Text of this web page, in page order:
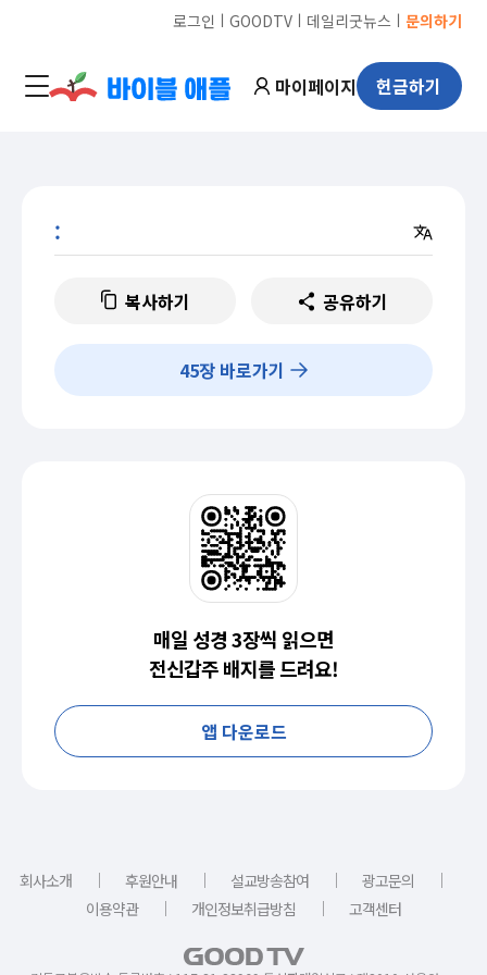
로그인 ㅣ GOODTVㅣ 데일리굿뉴스 ㅣ 문의하기
마이페이지 헌금하기
:
복사하기 공유하기
45장 바로가기
매일 성경 3장씩 읽으면
전신갑주 배지를 드려요!
앱 다운로드
회사소개 ｜ 후원안내 ｜ 설교방송참여 ｜ 광고문의
｜
이용약관
｜ 개인정보취급방침 ｜ 고객센터